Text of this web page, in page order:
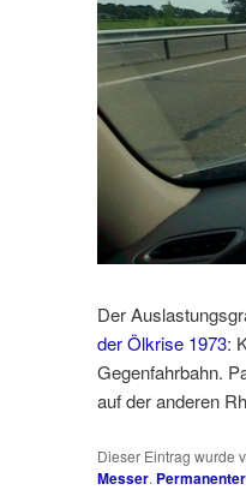
Der
der Ölkrise 1973:
Gegenfahrbahn.
auf der anderen
Dieser Eintrag wurde
Messer.